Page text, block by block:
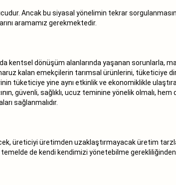
Ancak bu siyasal yönelimin tekrar
aramamız gerekmektedir.
kentsel dönüşüm alanlarında yaşanan sorunlarla,
kalan emekçilerin tarımsal ürünlerini, tüketiciye
tüketiciye yine aynı etkinlik ve ekonomiklikle
güvenli, sağlıklı, ucuz teminine yönelik olmalı, hem
sağlanmalıdır.
üreticiyi üretimden uzaklaştırmayacak üretim
de kendi kendimizi yönetebilme gerekliliğinden